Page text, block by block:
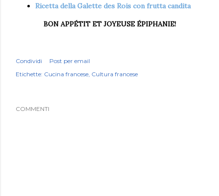
Ricetta della Galette des Rois con frutta candita
BON APPÉTIT ET JOYEUSE ÉPIPHANIE!
Condividi
Post per email
Etichette: Cucina francese Cultura francese
COMMENTI